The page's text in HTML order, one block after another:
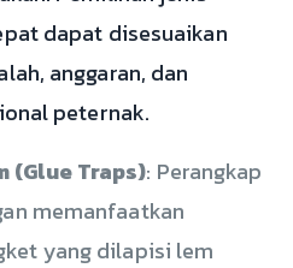
dapat disesuaikan
anggaran, dan
peternak.
(Glue Traps): Perangkap
memanfaatkan
yang dilapisi lem